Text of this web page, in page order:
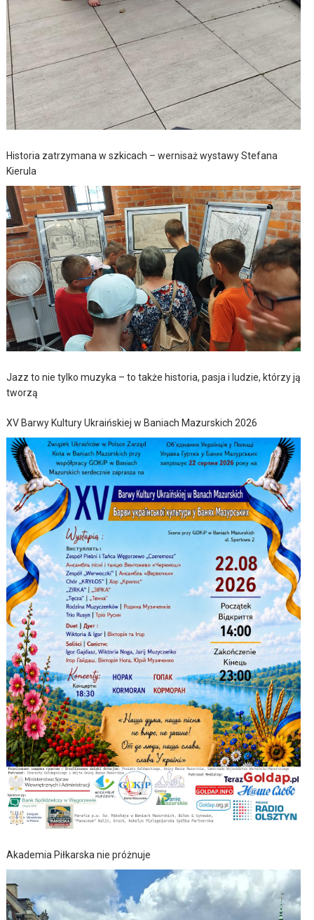
Historia zatrzymana w szkicach – wernisaż wystawy Stefana
Kierula
Jazz to nie tylko muzyka – to także historia, pasja i ludzie, którzy ją
tworzą
XV Barwy Kultury Ukraińskiej w Baniach Mazurskich 2026
Akademia Piłkarska nie próżnuje